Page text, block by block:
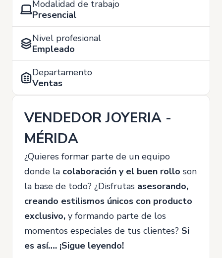
Modalidad de trabajo
Presencial
Nivel profesional
Empleado
Departamento
Ventas
VENDEDOR JOYERIA -
MÉRIDA
¿Quieres formar parte de un equipo
donde la colaboración y el buen rollo son
la base de todo? ¿Disfrutas asesorando,
creando estilismos únicos con producto
exclusivo, y formando parte de los
momentos especiales de tus clientes? Si
es así…. ¡Sigue leyendo!